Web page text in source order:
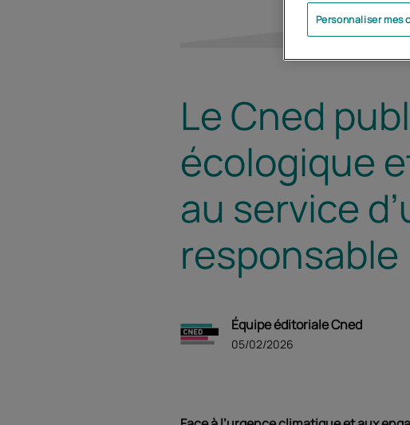
Le Cned
écologique
au service
responsable
Équipe éditoriale Cned
05/02/2026
Personnaliser mes